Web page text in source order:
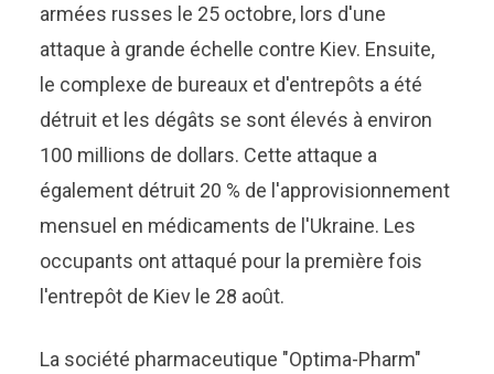
armées russes le 25 octobre, lors d'une
attaque à grande échelle contre Kiev. Ensuite,
le complexe de bureaux et d'entrepôts a été
détruit et les dégâts se sont élevés à environ
100 millions de dollars. Cette attaque a
également détruit 20 % de l'approvisionnement
mensuel en médicaments de l'Ukraine. Les
occupants ont attaqué pour la première fois
l'entrepôt de Kiev le 28 août.
La société pharmaceutique "Optima-Pharm"